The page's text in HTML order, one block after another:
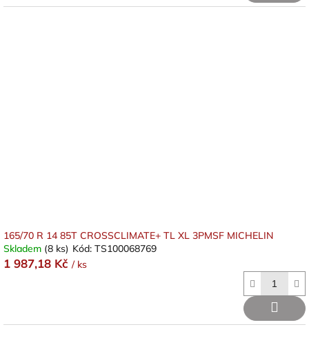
165/70 R 14 85T CROSSCLIMATE+ TL XL 3PMSF MICHELIN
Skladem (8 ks) Kód: TS100068769
1 987,18 Kč / ks